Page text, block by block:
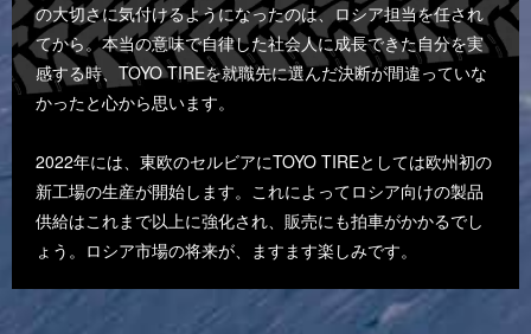
の大切さに気付けるようになったのは、ロシア担当を任され
てから。本当の意味で自律した社会人に成長できた自分を実
感する時、TOYO TIREを就職先に選んだ決断が間違っていな
かったと心から思います。
2022年には、東欧のセルビアにTOYO TIREとしては欧州初の
新工場の生産が開始します。これによってロシア向けの製品
供給はこれまで以上に強化され、販売にも拍車がかかるでし
ょう。ロシア市場の将来が、ますます楽しみです。